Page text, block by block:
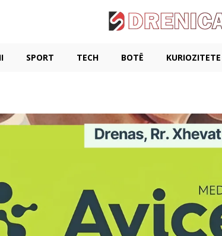
SPORT TECH BOTË KURIOZITETE